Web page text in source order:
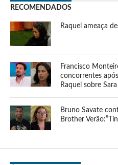
RECOMENDADOS
Raquel ameaça
Francisco
concorrentes
Raquel sobre Sara
Bruno Savate
Brother